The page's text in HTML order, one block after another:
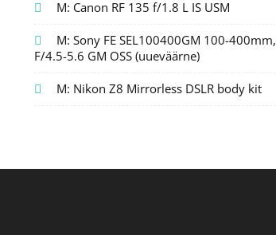
M: Canon RF 135 f/1.8 L IS USM
M: Sony FE SEL100400GM 100-400mm,
F/4.5-5.6 GM OSS (uueväärne)
M: Nikon Z8 Mirrorless DSLR body kit